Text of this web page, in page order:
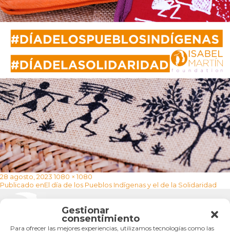
Gestionar
consentimiento
Para ofrecer las mejores experiencias, utilizamos tecnologías como las
Publicado
el
28 agosto, 2023 Tamaño
completo
1080 × 1080
Navegación
entradas
Publicado enEl día de los Pueblos Indígenas y el de la Solidaridad
Categorías